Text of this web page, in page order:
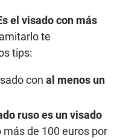
el visado con más
te
tips:
con al menos un
ruso es un visado
más de 100 euros por